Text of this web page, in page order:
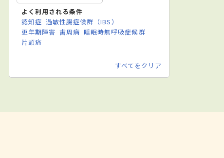
よく利用される条件
認知症 過敏性腸症候群（IBS）
更年期障害 歯周病 睡眠時無呼吸症候群
片頭痛
すべてをクリア